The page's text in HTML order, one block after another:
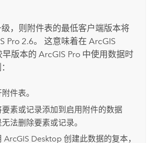
，则附件表的最低客户端版本将
Pro 2.6。 这意味着在ArcGIS
早版本的ArcGIS Pro 中使用数据时
件表。
素或记录添加到启用附件的数据
法删除要素或记录。
ArcGIS Desktop创建此数据的复本，